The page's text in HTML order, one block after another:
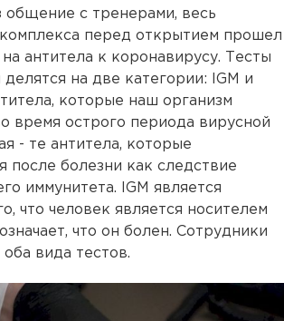
общение с тренерами, весь
перед открытием прошел
антитела к коронавирусу. Тесты
делятся на две категории: IGM и
которые наш организм
время острого периода вирусной
- те антитела, которые
после болезни как следствие
иммунитета. IGM является
что человек является носителем
что он болен. Сотрудники
вида тестов.